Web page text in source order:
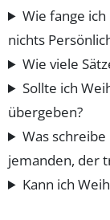
Wie fange
nichts
Wie viele
Sollte ich
übergeben?
Was
jemanden, der
Kann ich